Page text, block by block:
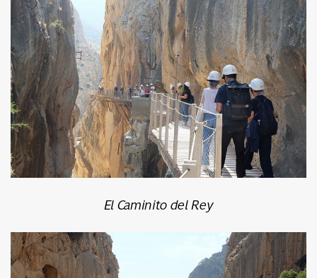
El Caminito del Rey